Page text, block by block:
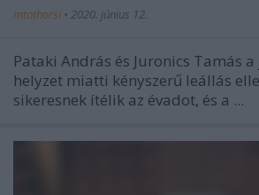
mtothorsi • 2020. június 12.
Pataki András és Juronics Tamás
helyzet miatti kényszerű leállás
sikeresnek ítélik az évadot, és a ...